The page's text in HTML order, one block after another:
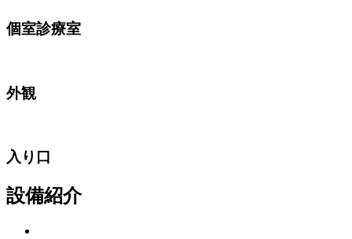
個室診療室
外観
入り口
設備紹介